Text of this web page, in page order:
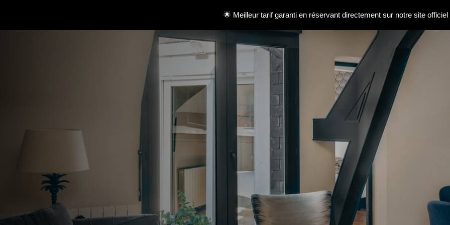
🌟 Meilleur tarif garanti en réservant directement sur notre site officiel